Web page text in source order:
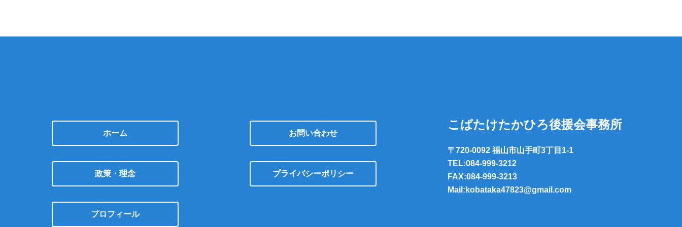
ホーム
政策・理念
プロフィール
お問い合わせ
プライバシーポリシー
こばたけたかひろ後援会事務所
〒720-0092 福山市山手町3丁目1-1
TEL:084-999-3212
FAX:084-999-3213
Mail:kobataka47823@gmail.com